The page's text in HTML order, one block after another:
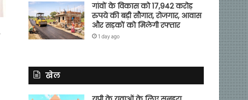
गांवों के विकास को 17,942 करोड़
रुपये की बड़ी सौगात, रोजगार, आवास
और सड़कों को मिलेगी रफ्तार
1 day ago
खेल